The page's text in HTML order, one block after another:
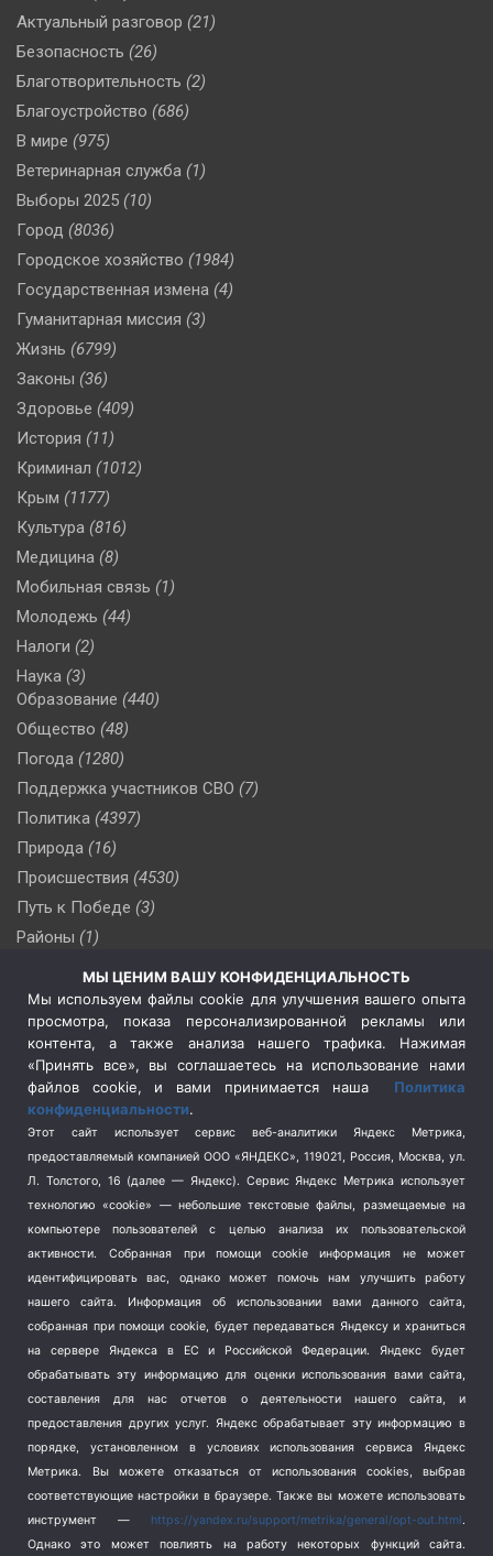
Актуальный разговор (21)
Безопасность (26)
Благотворительность (2)
Благоустройство (686)
В мире (975)
Ветеринарная служба (1)
Выборы 2025 (10)
Город (8036)
Городское хозяйство (1984)
Государственная измена (4)
Гуманитарная миссия (3)
Жизнь (6799)
Законы (36)
Здоровье (409)
История (11)
Криминал (1012)
Крым (1177)
Культура (816)
Медицина (8)
Мобильная связь (1)
Молодежь (44)
Налоги (2)
Наука (3)
Образование (440)
Общество (48)
Погода (1280)
Поддержка участников СВО (7)
Политика (4397)
Природа (16)
Происшествия (4530)
Путь к Победе (3)
Районы (1)
(510)
Сельское хозяйство (3)
Социальная политика
(3)
Спецоперация в Украине
Спецоперация на Украине
(404)
Спорт (740)
Терроризм (1)
Транспорт (262)
Туризм (178)
Школа и спорт (2)
Экология (8)
Экономика (1172)
МЫ ЦЕНИМ ВАШУ КОНФИДЕНЦИАЛЬНОСТЬ
Мы используем файлы cookie для улучшения вашего опыта
просмотра, показа персонализированной рекламы или
контента, а также анализа нашего трафика. Нажимая
«Принять все», вы соглашаетесь на использование нами
файлов cookie, и вами принимается наша Политика
конфиденциальности.
Этот сайт использует сервис веб-аналитики Яндекс Метрика,
предоставляемый компанией ООО «ЯНДЕКС», 119021, Россия, Москва, ул.
Л. Толстого, 16 (далее — Яндекс). Сервис Яндекс Метрика использует
технологию «cookie» — небольшие текстовые файлы, размещаемые на
компьютере пользователей с целью анализа их пользовательской
активности.
Собранная при помощи cookie информация не может
идентифицировать вас, однако может помочь нам улучшить работу
нашего сайта. Информация об использовании вами данного сайта,
собранная при помощи cookie, будет передаваться Яндексу и храниться
на сервере Яндекса в ЕС и Российской Федерации. Яндекс будет
обрабатывать эту информацию для оценки использования вами сайта,
составления для нас отчетов о деятельности нашего сайта, и
предоставления других услуг. Яндекс обрабатывает эту информацию в
порядке, установленном в условиях использования сервиса Яндекс
Метрика.
Вы можете отказаться от использования cookies, выбрав
соответствующие настройки в браузере. Также вы можете использовать
инструмент — https://yandex.ru/support/metrika/general/opt-out.html.
Однако это может повлиять на работу некоторых функций сайта.